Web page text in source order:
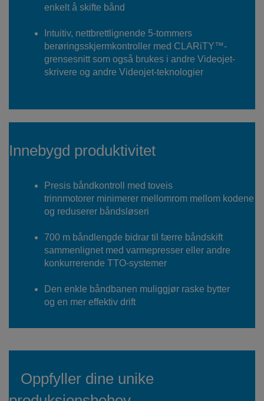
enkelt å skifte bånd
Intuitiv, nettbrettlignende 5-tommers
berøringsskjermkontroller med CLARiTY™-
grensesnitt som også brukes i andre Videojet-
skrivere og andre Videojet-teknologier
Innebygd produktivitet
Presis båndkontroll med toveis
trinnmotorer minimerer mellomrom mellom kodene
og reduserer båndsløseri
700 m båndlengde bidrar til færre båndskift
sammenlignet med varmepresser eller andre
konkurrerende TTO-systemer
Den enkle båndbanen muliggjør raske bytter
og en mer effektiv drift
Oppfyller dine unike